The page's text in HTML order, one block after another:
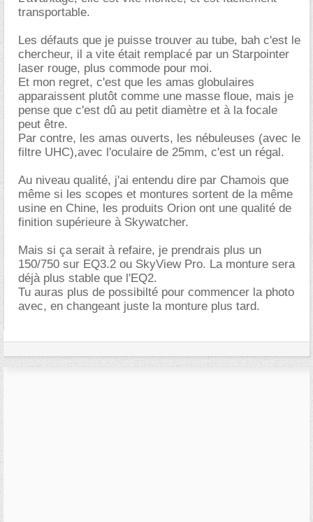
transportable.
Les défauts que je puisse trouver au tube, bah c'est le
chercheur, il a vite était remplacé par un Starpointer
laser rouge, plus commode pour moi.
Et mon regret, c'est que les amas globulaires
apparaissent plutôt comme une masse floue, mais je
pense que c'est dû au petit diamètre et à la focale
peut être.
Par contre, les amas ouverts, les nébuleuses (avec le
filtre UHC),avec l'oculaire de 25mm, c'est un régal.
Au niveau qualité, j'ai entendu dire par Chamois que
même si les scopes et montures sortent de la même
usine en Chine, les produits Orion ont une qualité de
finition supérieure à Skywatcher.
Mais si ça serait à refaire, je prendrais plus un
150/750 sur EQ3.2 ou SkyView Pro. La monture sera
déjà plus stable que l'EQ2.
Tu auras plus de possibilté pour commencer la photo
avec, en changeant juste la monture plus tard.